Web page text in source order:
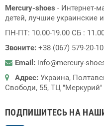
Mercury-shoes - Интернет-
детей, лучшие украинские
ПН-ПТ: 10.00-19.00 СБ :
Звоните: +38 (067) 579-20-10
Email: info@mercury-
Адрес: Украина,
Свободи, 55, ТЦ
ПОДПИШИТЕСЬ НА